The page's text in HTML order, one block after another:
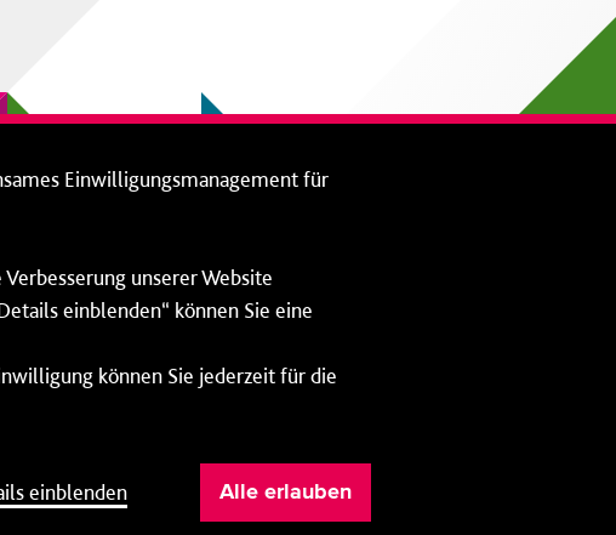
Impressum Datenschutz
Einwilligungsmanagement für
unserer Website
einblenden“ können Sie eine
können Sie jederzeit für die
einblenden Alle erlauben